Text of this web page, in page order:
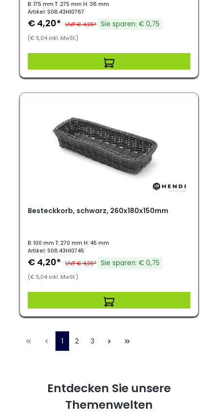
B: 175 mm T: 275 mm H: 38 mm
Artikel: S08.43HI0787
€ 4,20* UVP € 4,95* Sie sparen: € 0,75
(€ 5,04 inkl. MwSt.)
Besteckkorb, schwarz, 260x180x150mm
B: 100 mm T: 270 mm H: 45 mm
Artikel: S08.43HI0745
€ 4,20* UVP € 4,95* Sie sparen: € 0,75
(€ 5,04 inkl. MwSt.)
1 2 3
Entdecken Sie unsere
Themenwelten